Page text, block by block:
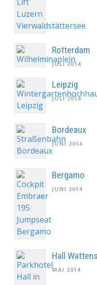
Rotterdam
JULI 2014
Leipzig
JULI 2014
Bordeaux
JUNI 2014
Bergamo
JUNI 2014
Hall Wattens
MAI 2014